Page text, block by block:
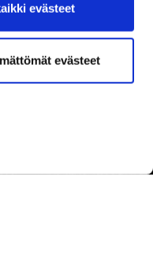
evästeet
evästeet